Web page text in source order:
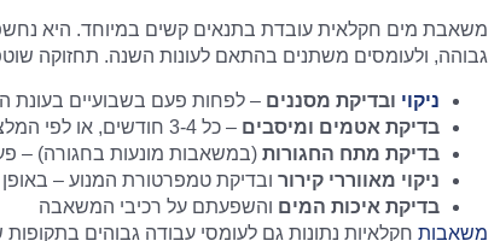
משאבת מים חקלאית עובדת בתנאים קשים במיוחד. היא
גבוהה, ולעומסים משתנים בהתאם לעונות השנה. תחזוקה
ניקוי ובדיקת מסננים – לפחות פעם בשבועיים בעונת
בדיקת אטמים ומיסבים – כל 3-4 חודשים, או לפי המלצת היצרן
בדיקת מתח החגורות (במשאבות מונעות בחגורה) –
ניקוי מאווררי קירור ובדיקת טמפרטורת המנוע –
בדיקת איכות המים והשפעתם על רכיבי המשאבה
משאבות חקלאיות נתונות גם לעומסי עבודה גבוהים